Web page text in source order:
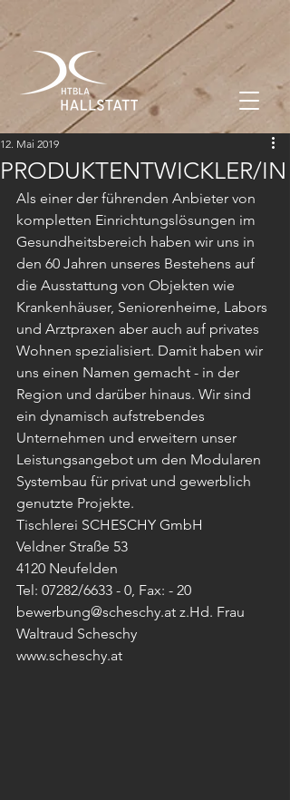
PRODUKTENTWICKLER/IN
12. Mai 2019
Als einer der führenden Anbieter von
kompletten Einrichtungslösungen im
Gesundheitsbereich haben wir uns in
den 60 Jahren unseres Bestehens auf
die Ausstattung von Objekten wie
Krankenhäuser, Seniorenheime, Labors
und Arztpraxen aber auch auf privates
Wohnen spezialisiert. Damit haben wir
uns einen Namen gemacht - in der
Region und darüber hinaus. Wir sind
ein dynamisch aufstrebendes
Unternehmen und erweitern unser
Leistungsangebot um den Modularen
Systembau für privat und gewerblich
genutzte Projekte.
Tischlerei SCHESCHY GmbH
Veldner Straße 53
4120 Neufelden
Tel: 07282/6633 - 0, Fax: - 20
bewerbung@scheschy.at z.Hd. Frau
Waltraud Scheschy
www.scheschy.at